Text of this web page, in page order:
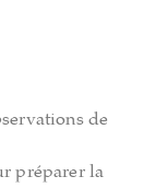
de
préparer la